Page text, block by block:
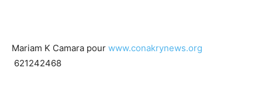
Mariam K Camara pour www.conakrynews.org
621242468